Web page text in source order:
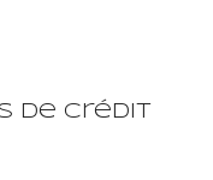
de crédit